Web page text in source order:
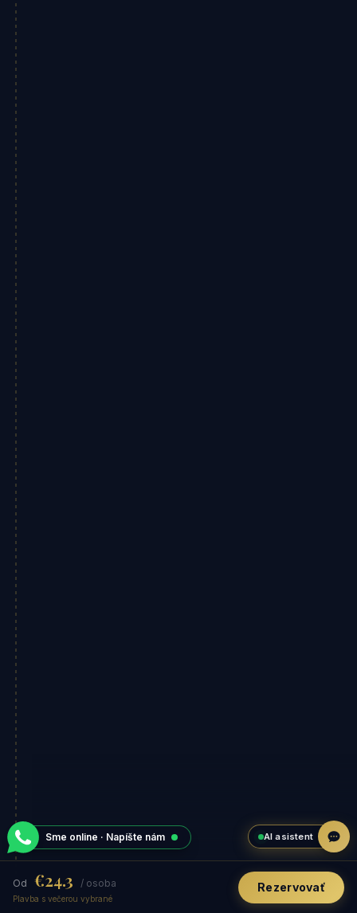
Od €24.3 / osoba
Plavba s večerou vybrané
Rezervovať
Sme online · Napíšte nám AI asistent